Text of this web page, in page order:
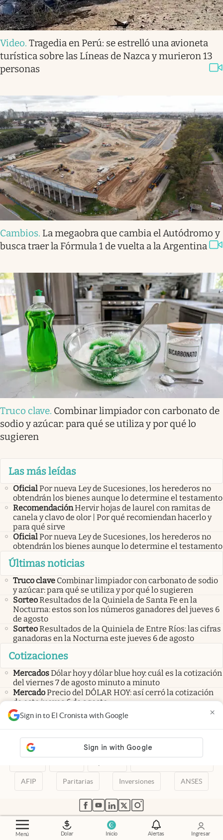
Menú Dolar Inicio Alertas Ingresar
Sign in to El Cronista with Google ×
Video. Tragedia en Perú: se estrelló una avioneta
turística sobre las Líneas de Nazca y murieron 13
personas
Cambios. La megaobra que cambia el Autódromo y
busca traer la Fórmula 1 de vuelta a la Argentina
Truco clave. Combinar limpiador con carbonato de
sodio y azúcar: para qué se utiliza y por qué lo
sugieren
Las más leídas
OficialPor nueva Ley de Sucesiones, los herederos no
obtendrán los bienes aunque lo determine el testamento
RecomendaciónHervir hojas de laurel con ramitas de
canela y clavo de olor | Por qué recomiendan hacerlo y
para qué sirve
OficialPor nueva Ley de Sucesiones, los herederos no
obtendrán los bienes aunque lo determine el testamento
Últimas noticias
Truco clave Combinar limpiador con carbonato de sodio
y azúcar: para qué se utiliza y por qué lo sugieren
SorteoResultados de la Quiniela de Santa Fe en la
Nocturna: estos son los números ganadores del jueves 6
de agosto
SorteoResultados de la Quiniela de Entre Ríos: las cifras
ganadoras en la Nocturna este jueves 6 de agosto
Cotizaciones
MercadosDólar hoy y dólar blue hoy: cuál es la cotización
del viernes 7 de agosto minuto a minuto
MercadoPrecio del DÓLAR HOY: así cerró la cotización
de este jueves 6 de agosto
Mercados
Dólar hoy y dólar blue hoy: cuál es la cotización
del jueves 6 de agosto minuto a minuto
Dólar Dólar Blue Criptomonedas
AFIP Paritarias Inversiones ANSES
abre en nueva pestaña
abre en nueva pestaña
abre en nueva pestaña
abre en nueva pestaña
abre en nueva pestaña